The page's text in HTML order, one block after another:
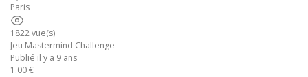
Paris
1822 vue(s)
Jeu Mastermind Challenge
Publié il y a 9 ans
1.00 €